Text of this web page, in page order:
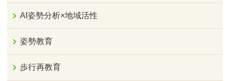
AI姿勢分析×地域活性
姿勢教育
歩行再教育